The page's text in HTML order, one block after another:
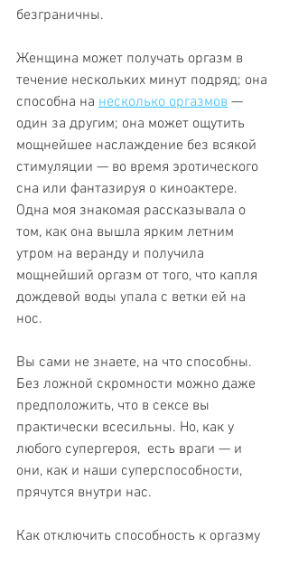
безграничны.
Женщина может получать оргазм в
течение нескольких минут подряд; она
способна на несколько оргазмов —
один за другим; она может ощутить
мощнейшее наслаждение без всякой
стимуляции — во время эротического
сна или фантазируя о киноактере.
Одна моя знакомая рассказывала о
том, как она вышла ярким летним
утром на веранду и получила
мощнейший оргазм от того, что капля
дождевой воды упала с ветки ей на
нос.
Вы сами не знаете, на что способны.
Без ложной скромности можно даже
предположить, что в сексе вы
практически всесильны. Но, как у
любого супергероя,  есть враги — и
они, как и наши суперспособности,
прячутся внутри нас.
Как отключить способность к оргазму